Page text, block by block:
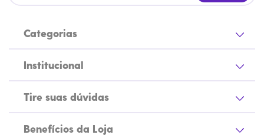
Categorias
Institucional
Tire suas dúvidas
Benefícios da Loja